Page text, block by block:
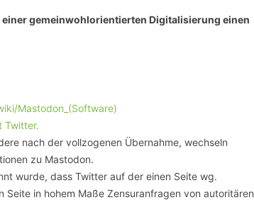
HECINO / WAITWELL
SMART CITY TERMINOLOGIE
UPSCHOOLING
gemeinwohlorientierten Digitalisierung einen
Mastodon_(Software)
Twitter.
nach der vollzogenen Übernahme, wechseln
zu Mastodon.
wurde, dass Twitter auf der einen Seite wg.
in hohem Maße Zensuranfragen von autoritären